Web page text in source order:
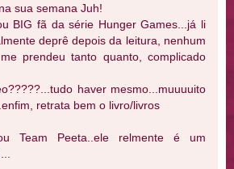
sua semana Juh!
BIG fã da série Hunger Games...já li
deprê depois da leitura, nenhum
prendeu tanto quanto, complicado
haver mesmo...muuuuito
retrata bem o livro/livros
Team Peeta..ele relmente é um